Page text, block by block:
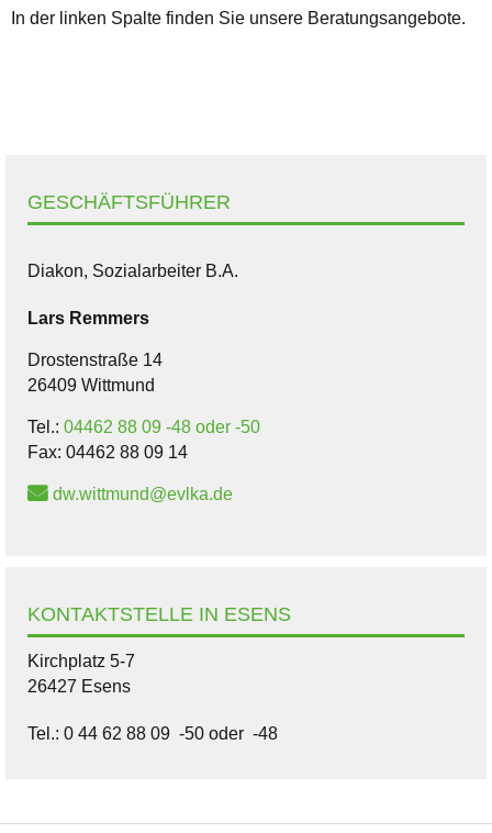
In der linken Spalte finden Sie unsere Beratungsangebote.
GESCHÄFTSFÜHRER
Diakon, Sozialarbeiter B.A.
Lars Remmers
Drostenstraße 14
26409 Wittmund
Tel.: 04462 88 09 -48 oder -50
Fax: 04462 88 09 14
dw.wittmund@evlka.de
KONTAKTSTELLE IN ESENS
Kirchplatz 5-7
26427 Esens
Tel.: 0 44 62 88 09 -50 oder -48